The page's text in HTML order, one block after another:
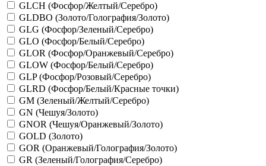
GLCH (Фосфор/Желтый/Серебро)
GLDBO (Золото/Голография/Золото)
GLG (Фосфор/Зеленый/Серебро)
GLO (Фосфор/Белый/Серебро)
GLOR (Фосфор/Оранжевый/Серебро)
GLOW (Фосфор/Белый/Серебро)
GLP (Фосфор/Розовый/Серебро)
GLRD (Фосфор/Белый/Красные точки)
GM (Зеленый/Желтый/Серебро)
GN (Чешуя/Золото)
GNOR (Чешуя/Оранжевый/Золото)
GOLD (Золото)
GOR (Оранжевый/Голография/Золото)
GR (Зеленый/Голография/Серебро)